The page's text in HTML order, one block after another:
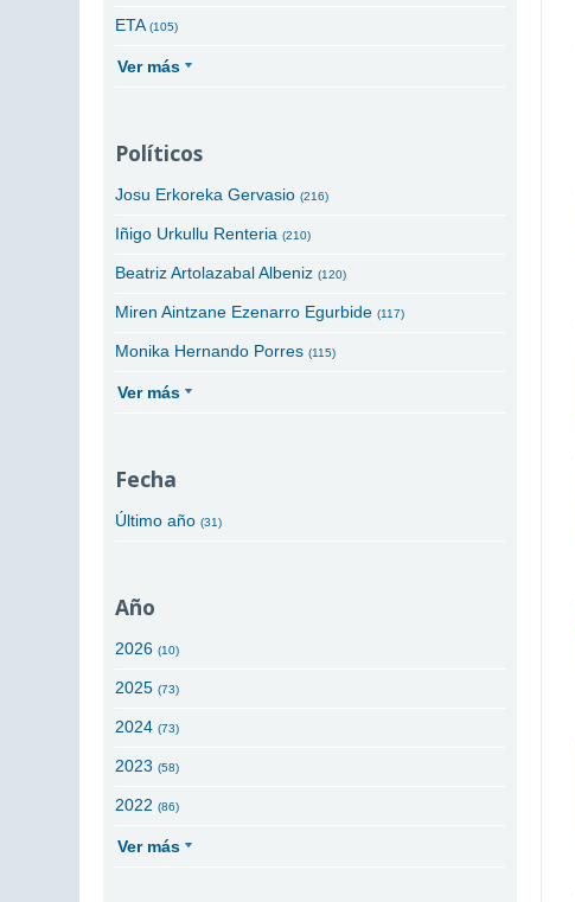
ETA(105)
Ver más
Políticos
Josu Erkoreka Gervasio(216)
Iñigo Urkullu Renteria(210)
Beatriz Artolazabal Albeniz(120)
Miren Aintzane Ezenarro Egurbide(117)
Monika Hernando Porres(115)
Ver más
Fecha
Último año(31)
Año
2026(10)
2025(73)
2024(73)
2023(58)
2022(86)
Ver más